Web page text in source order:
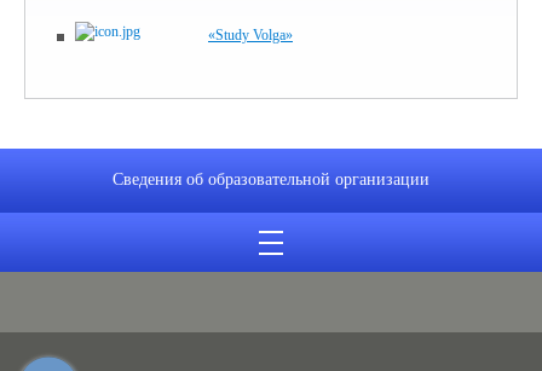
«Study Volga»
Сведения об образовательной организации